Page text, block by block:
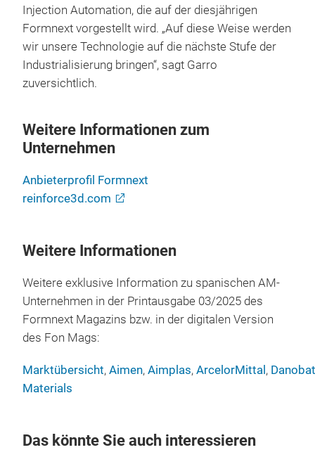
Injection Automation, die auf der diesjährigen
Formnext vorgestellt wird. „Auf diese Weise werden
wir unsere Technologie auf die nächste Stufe der
Industrialisierung bringen“, sagt Garro
zuversichtlich.
Weitere Informationen zum
Unternehmen
Anbieterprofil Formnext
reinforce3d.com
Weitere Informationen
Weitere exklusive Information zu spanischen AM-
Unternehmen in der Printausgabe 03/2025 des
Formnext Magazins bzw. in der digitalen Version
des Fon Mags:
Marktübersicht, Aimen, Aimplas, ArcelorMittal , Danobat
Materials
Das könnte Sie auch interessieren